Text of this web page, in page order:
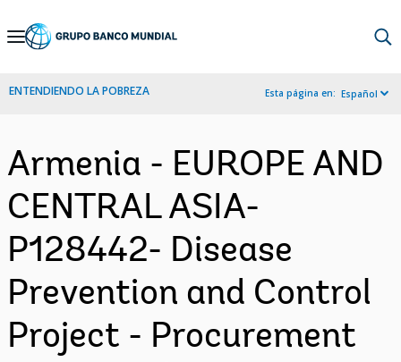
Skip
Navigation
ENTENDIENDO LA POBREZA Esta página en: Español
Armenia - EUROPE AND
CENTRAL ASIA-
P128442- Disease
Prevention and Control
Project - Procurement